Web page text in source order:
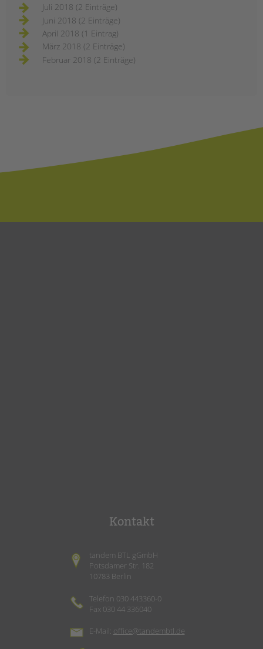
Juli 2018 (2 Einträge)
Juni 2018 (2 Einträge)
April 2018 (1 Eintrag)
März 2018 (2 Einträge)
Februar 2018 (2 Einträge)
Kontakt
tandem BTL gGmbH
Potsdamer Str. 182
10783 Berlin
Telefon 030 443360-0
Fax 030 44 336040
E-Mail: office@tandembtl.de